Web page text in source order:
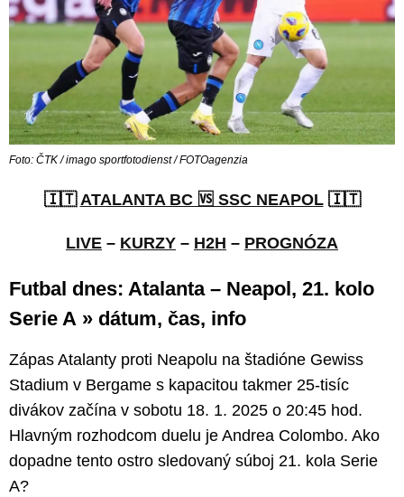
Foto: ČTK / imago sportfotodienst / FOTOagenzia
🇮🇹ATALANTA BC 🆚 SSC NEAPOL🇮🇹
LIVE – KURZY – H2H – PROGNÓZA
Futbal dnes: Atalanta – Neapol, 21. kolo
Serie A » dátum, čas, info
Zápas Atalanty proti Neapolu na štadióne Gewiss
Stadium v Bergame s kapacitou takmer 25-tisíc
divákov začína v sobotu 18. 1. 2025 o 20:45 hod.
Hlavným rozhodcom duelu je Andrea Colombo. Ako
dopadne tento ostro sledovaný súboj 21. kola Serie
A?